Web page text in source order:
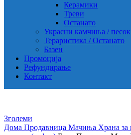
Керамики
Треви
Останато
Украсни камчиња / песок
Тераристика / Останато
Базен
Промоција
Рефундирање
Контакт
Зголеми
Дома Продавница Мачиња Храна за